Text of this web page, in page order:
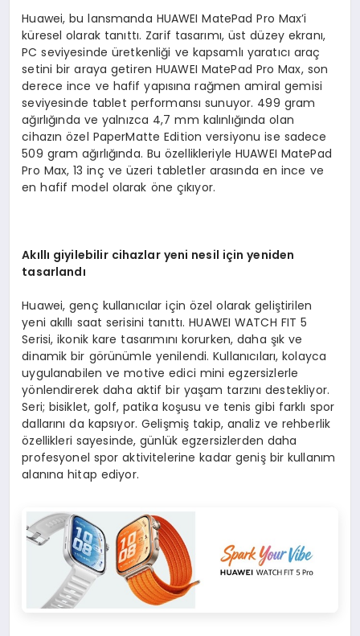
Huawei, bu lansmanda HUAWEI MatePad Pro Max’i
küresel olarak tanıttı. Zarif tasarımı, üst düzey ekranı,
PC seviyesinde üretkenliği ve kapsamlı yaratıcı araç
setini bir araya getiren HUAWEI MatePad Pro Max, son
derece ince ve hafif yapısına rağmen amiral gemisi
seviyesinde tablet performansı sunuyor. 499 gram
ağırlığında ve yalnızca 4,7 mm kalınlığında olan
cihazın özel PaperMatte Edition versiyonu ise sadece
509 gram ağırlığında. Bu özellikleriyle HUAWEI MatePad
Pro Max, 13 inç ve üzeri tabletler arasında en ince ve
en hafif model olarak öne çıkıyor.
Akıllı giyilebilir cihazlar yeni nesil için yeniden
tasarlandı
Huawei, genç kullanıcılar için özel olarak geliştirilen
yeni akıllı saat serisini tanıttı. HUAWEI WATCH FIT 5
Serisi, ikonik kare tasarımını korurken, daha şık ve
dinamik bir görünümle yenilendi. Kullanıcıları, kolayca
uygulanabilen ve motive edici mini egzersizlerle
yönlendirerek daha aktif bir yaşam tarzını destekliyor.
Seri; bisiklet, golf, patika koşusu ve tenis gibi farklı spor
dallarını da kapsıyor. Gelişmiş takip, analiz ve rehberlik
özellikleri sayesinde, günlük egzersizlerden daha
profesyonel spor aktivitelerine kadar geniş bir kullanım
alanına hitap ediyor.